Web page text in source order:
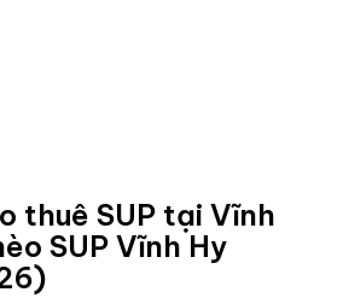
thuê SUP tại Vĩnh
SUP Vĩnh Hy